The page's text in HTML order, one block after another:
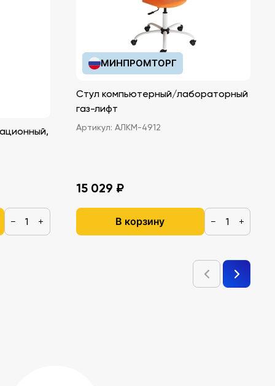
− +
МИНПРОМТОРГ
Стул компьютерный/лабораторный
газ-лифт
Артикул: АЛКМ-4912
15 029 ₽
В корзину − +